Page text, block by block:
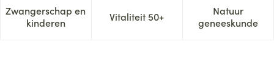
verzorging en hygiëne categorie
voor Dieet, voeding en vitamines categorie
Zwangerschap en
kinderenToon submenu voor Zwangerschap en kinderen
Vitaliteit 50+Toon submenu voor Vitaliteit
Natuur
geneeskunde
Toon